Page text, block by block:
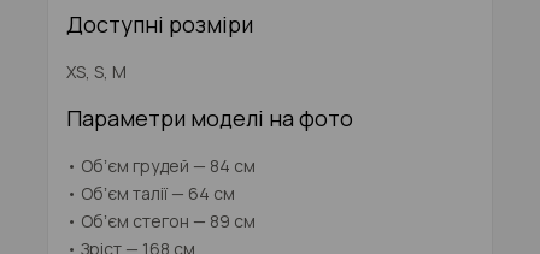
Доступні розміри
XS, S, M
Параметри моделі на фото
• Обʼєм грудей — 84 см
• Обʼєм талії — 64 см
• Обʼєм стегон — 89 см
• Зріст — 168 см